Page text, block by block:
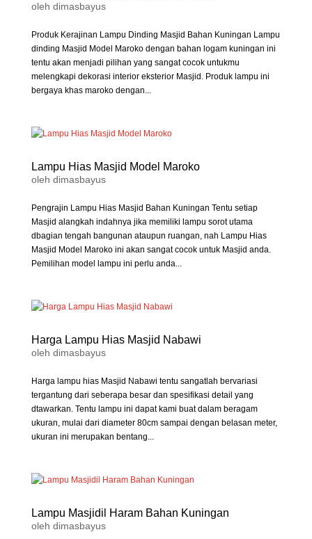
oleh dimasbayus
Produk Kerajinan Lampu Dinding Masjid Bahan Kuningan Lampu
dinding Masjid Model Maroko dengan bahan logam kuningan ini
tentu akan menjadi pilihan yang sangat cocok untukmu
melengkapi dekorasi interior eksterior Masjid. Produk lampu ini
bergaya khas maroko dengan...
Lampu Hias Masjid Model Maroko
oleh dimasbayus
Pengrajin Lampu Hias Masjid Bahan Kuningan Tentu setiap
Masjid alangkah indahnya jika memiliki lampu sorot utama
dbagian tengah bangunan ataupun ruangan, nah Lampu Hias
Masjid Model Maroko ini akan sangat cocok untuk Masjid anda.
Pemilihan model lampu ini perlu anda...
Harga Lampu Hias Masjid Nabawi
oleh dimasbayus
Harga lampu hias Masjid Nabawi tentu sangatlah bervariasi
tergantung dari seberapa besar dan spesifikasi detail yang
dtawarkan. Tentu lampu ini dapat kami buat dalam beragam
ukuran, mulai dari diameter 80cm sampai dengan belasan meter,
ukuran ini merupakan bentang...
Lampu Masjidil Haram Bahan Kuningan
oleh dimasbayus